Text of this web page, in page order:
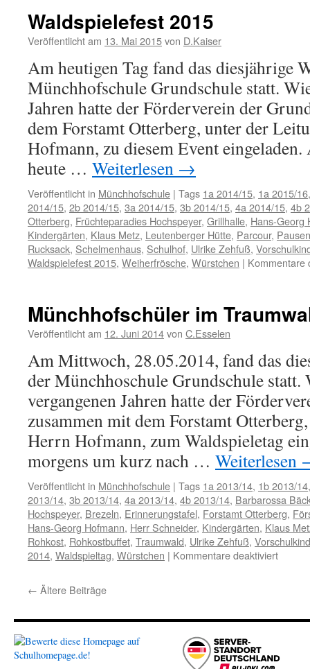
Waldspielefest 2015
Veröffentlicht am 13. Mai 2015von D.Kaiser
Am heutigen Tag fand das diesjährige
Münchhofschule Grundschule statt.
Jahren hatte der Förderverein der
dem Forstamt Otterberg, unter der
Hofmann, zu diesem Event
heute … Weiterlesen →
Veröffentlicht in Münchhofschule | Tags 1a 2014/15, 1a 2015/16
2014/15, 2b 2014/15, 3a 2014/15, 3b 2014/15, 4a 2014/15, 4b
Otterberg, Früchteparadies Hochspeyer, Grillhalle, Hans-Georg
Kindergärten, Klaus Metz, Leutenberger Hütte, Parcour,
Rucksack, Schelmenhaus, Schulhof, Ulrike Zehfuß,
Waldspielefest 2015, Weiherfrösche, Würstchen | Kommentare
Münchhofschüler im
Veröffentlicht am 12. Juni 2014von C.Esselen
Am Mittwoch, 28.05.2014, fand das
der Münchhoschule Grundschule statt.
vergangenen Jahren hatte der
zusammen mit dem Forstamt
Herrn Hofmann, zum Waldspieletag
morgens um kurz nach … Weiterlesen
Veröffentlicht in Münchhofschule | Tags 1a 2013/14, 1b 2013/14
2013/14, 3b 2013/14, 4a 2013/14, 4b 2013/14, Barbarossa
Hochspeyer, Brezeln, Erinnerungstafel, Forstamt Otterberg,
Hans-Georg Hofmann, Herr Schneider, Kindergärten, Klaus
Rohkost, Rohkostbuffet, Traumwald, Ulrike Zehfuß,
2014, Waldspieltag, Würstchen | Kommentare deaktiviertfür
← Ältere Beiträge